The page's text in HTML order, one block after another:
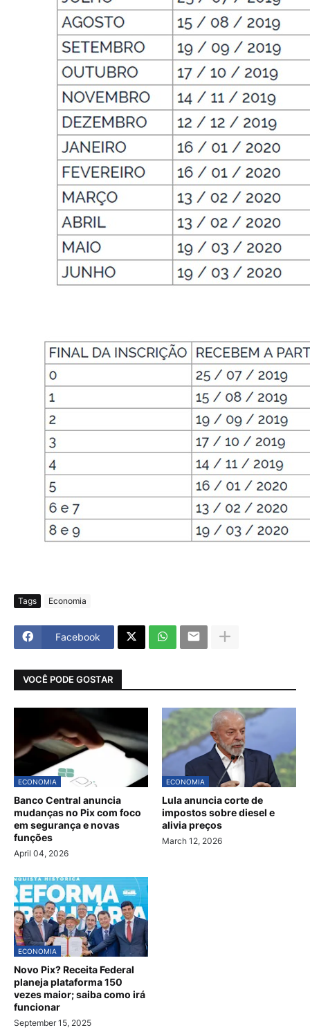
Tags Economia
Facebook
VOCÊ PODE GOSTAR
ECONOMIA
Banco Central anuncia
mudanças no Pix com foco
em segurança e novas
funções
April 04, 2026
ECONOMIA
Lula anuncia corte de
impostos sobre diesel e
alivia preços
March 12, 2026
ECONOMIA
Novo Pix? Receita Federal
planeja plataforma 150
vezes maior; saiba como irá
funcionar
September 15, 2025